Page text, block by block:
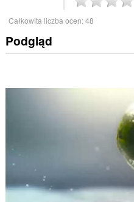
Całkowita liczba ocen:48
Podgląd